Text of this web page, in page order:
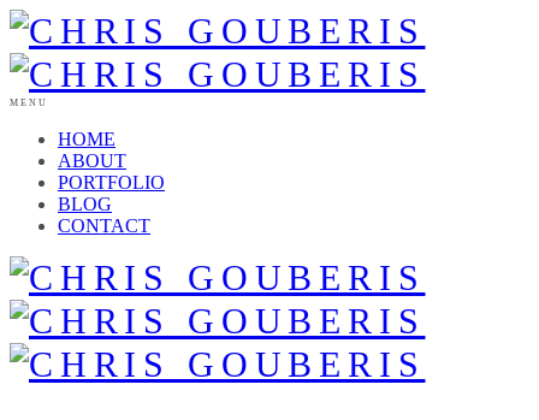
MENU
HOME
ABOUT
PORTFOLIO
BLOG
CONTACT